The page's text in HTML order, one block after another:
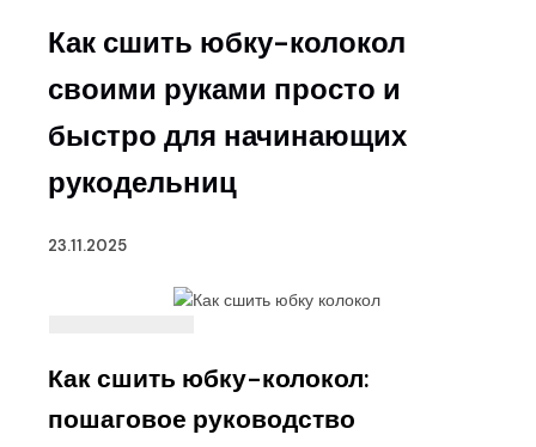
Как сшить юбку-колокол
своими руками просто и
быстро для начинающих
рукодельниц
23.11.2025
Как сшить юбку-колокол:
пошаговое руководство